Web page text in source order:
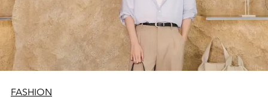
FASHION